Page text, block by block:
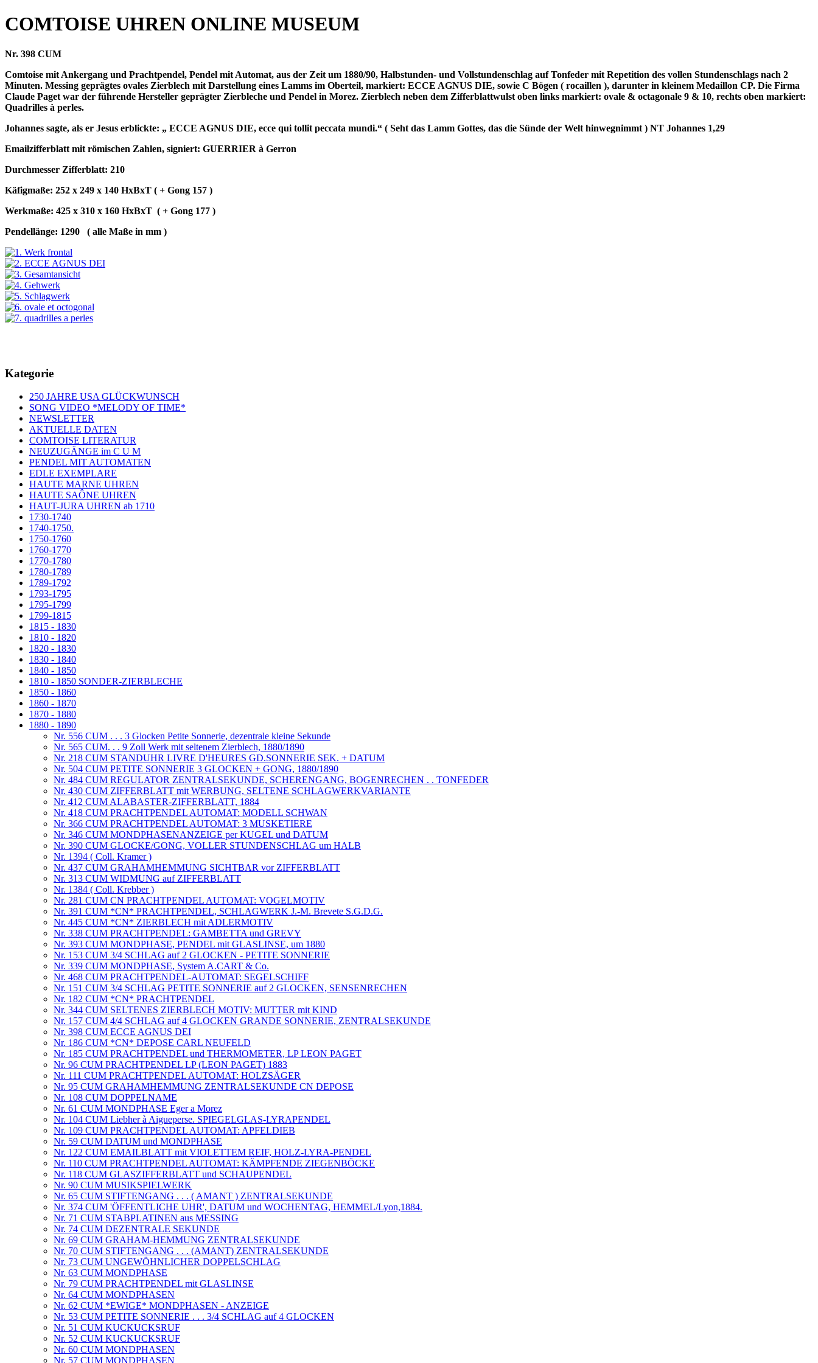
COMTOISE UHREN ONLINE MUSEUM
Nr. 398 CUM
Comtoise mit Ankergang und Prachtpendel, Pendel mit Automat, aus der Zeit um 1880/90, Halbstunden- und Vollstundenschlag auf Tonfeder mit Repetition des vollen Stundenschlags nach 2
Minuten. Messing geprägtes ovales Zierblech mit Darstellung eines Lamms im Oberteil, markiert: ECCE AGNUS DIE, sowie C Bögen ( rocaillen ), darunter in kleinem Medaillon CP. Die Firma
Claude Paget war der führende Hersteller geprägter Zierbleche und Pendel in Morez. Zierblech neben dem Zifferblattwulst oben links markiert: ovale & octagonale 9 & 10, rechts oben markiert:
Quadrilles à perles.
Johannes sagte, als er Jesus erblickte: „ ECCE AGNUS DIE, ecce qui tollit peccata mundi.“ ( Seht das Lamm Gottes, das die Sünde der Welt hinwegnimmt ) NT Johannes 1,29
Emailzifferblatt mit römischen Zahlen, signiert: GUERRIER à Gerron
Durchmesser Zifferblatt: 210
Käfigmaße: 252 x 249 x 140 HxBxT ( + Gong 157 )
Werkmaße: 425 x 310 x 160 HxBxT ( + Gong 177 )
Pendellänge: 1290
( alle Maße in mm )
Kategorie
250 JAHRE USA GLÜCKWUNSCH
SONG VIDEO *MELODY OF TIME*
NEWSLETTER
AKTUELLE DATEN
COMTOISE LITERATUR
NEUZUGÄNGE im C U M
PENDEL MIT AUTOMATEN
EDLE EXEMPLARE
HAUTE MARNE UHREN
HAUTE SAÔNE UHREN
HAUT-JURA UHREN ab 1710
1730-1740
1740-1750.
1750-1760
1760-1770
1770-1780
1780-1789
1789-1792
1793-1795
1795-1799
1799-1815
1815 - 1830
1810 - 1820
1820 - 1830
1830 - 1840
1840 - 1850
1810 - 1850 SONDER-ZIERBLECHE
1850 - 1860
1860 - 1870
1870 - 1880
1880 - 1890
Nr. 556 CUM . . . 3 Glocken Petite Sonnerie, dezentrale kleine Sekunde
Nr. 565 CUM. . . 9 Zoll Werk mit seltenem Zierblech, 1880/1890
Nr. 218 CUM STANDUHR LIVRE D'HEURES GD.SONNERIE SEK. + DATUM
Nr. 504 CUM PETITE SONNERIE 3 GLOCKEN + GONG, 1880/1890
Nr. 484 CUM REGULATOR ZENTRALSEKUNDE, SCHERENGANG, BOGENRECHEN . . TONFEDER
Nr. 430 CUM ZIFFERBLATT mit WERBUNG, SELTENE SCHLAGWERKVARIANTE
Nr. 412 CUM ALABASTER-ZIFFERBLATT, 1884
Nr. 418 CUM PRACHTPENDEL AUTOMAT: MODELL SCHWAN
Nr. 366 CUM PRACHTPENDEL AUTOMAT: 3 MUSKETIERE
Nr. 346 CUM MONDPHASENANZEIGE per KUGEL und DATUM
Nr. 390 CUM GLOCKE/GONG, VOLLER STUNDENSCHLAG um HALB
Nr. 1394 ( Coll. Kramer )
Nr. 437 CUM GRAHAMHEMMUNG SICHTBAR vor ZIFFERBLATT
Nr. 313 CUM WIDMUNG auf ZIFFERBLATT
Nr. 1384 ( Coll. Krebber )
Nr. 281 CUM CN PRACHTPENDEL AUTOMAT: VOGELMOTIV
Nr. 391 CUM *CN* PRACHTPENDEL, SCHLAGWERK J.-M. Brevete S.G.D.G.
Nr. 445 CUM *CN* ZIERBLECH mit ADLERMOTIV
Nr. 338 CUM PRACHTPENDEL: GAMBETTA und GREVY
Nr. 393 CUM MONDPHASE, PENDEL mit GLASLINSE, um 1880
Nr. 153 CUM 3/4 SCHLAG auf 2 GLOCKEN - PETITE SONNERIE
Nr. 339 CUM MONDPHASE, System A.CART & Co.
Nr. 468 CUM PRACHTPENDEL-AUTOMAT: SEGELSCHIFF
Nr. 151 CUM 3/4 SCHLAG PETITE SONNERIE auf 2 GLOCKEN, SENSENRECHEN
Nr. 182 CUM *CN* PRACHTPENDEL
Nr. 344 CUM SELTENES ZIERBLECH MOTIV: MUTTER mit KIND
Nr. 157 CUM 4/4 SCHLAG auf 4 GLOCKEN GRANDE SONNERIE, ZENTRALSEKUNDE
Nr. 398 CUM ECCE AGNUS DEI
Nr. 186 CUM *CN* DEPOSE CARL NEUFELD
Nr. 185 CUM PRACHTPENDEL und THERMOMETER, LP LEON PAGET
Nr. 96 CUM PRACHTPENDEL LP (LEON PAGET) 1883
Nr. 111 CUM PRACHTPENDEL AUTOMAT: HOLZSÄGER
Nr. 95 CUM GRAHAMHEMMUNG ZENTRALSEKUNDE CN DEPOSE
Nr. 108 CUM DOPPELNAME
Nr. 61 CUM MONDPHASE Eger a Morez
Nr. 104 CUM Liebher à Aigueperse. SPIEGELGLAS-LYRAPENDEL
Nr. 109 CUM PRACHTPENDEL AUTOMAT: APFELDIEB
Nr. 59 CUM DATUM und MONDPHASE
Nr. 122 CUM EMAILBLATT mit VIOLETTEM REIF, HOLZ-LYRA-PENDEL
Nr. 110 CUM PRACHTPENDEL AUTOMAT: KÄMPFENDE ZIEGENBÖCKE
Nr. 118 CUM GLASZIFFERBLATT und SCHAUPENDEL
Nr. 90 CUM MUSIKSPIELWERK
Nr. 65 CUM STIFTENGANG . . . ( AMANT ) ZENTRALSEKUNDE
Nr. 374 CUM 'ÖFFENTLICHE UHR', DATUM und WOCHENTAG, HEMMEL/Lyon,1884.
Nr. 71 CUM STABPLATINEN aus MESSING
Nr. 74 CUM DEZENTRALE SEKUNDE
Nr. 69 CUM GRAHAM-HEMMUNG ZENTRALSEKUNDE
Nr. 70 CUM STIFTENGANG . . . (AMANT) ZENTRALSEKUNDE
Nr. 73 CUM UNGEWÖHNLICHER DOPPELSCHLAG
Nr. 63 CUM MONDPHASE
Nr. 79 CUM PRACHTPENDEL mit GLASLINSE
Nr. 64 CUM MONDPHASEN
Nr. 62 CUM *EWIGE* MONDPHASEN - ANZEIGE
Nr. 53 CUM PETITE SONNERIE . . . 3/4 SCHLAG auf 4 GLOCKEN
Nr. 51 CUM KUCKUCKSRUF
Nr. 52 CUM KUCKUCKSRUF
Nr. 60 CUM MONDPHASEN
Nr. 57 CUM MONDPHASEN